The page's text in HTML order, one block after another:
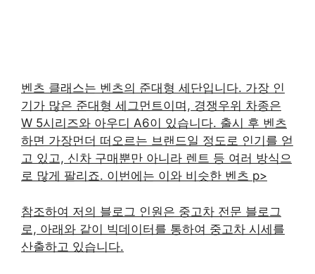
벤츠 클래스는 벤츠의 준대형 세단입니다. 가장 인
기가 많은 준대형 세그먼트이며, 경쟁우위 차종은
W 5시리즈와 아우디 A6이 있습니다. 출시 후 벤츠
하면 가장먼더 떠오르는 브랜드일 정도로 인기를 얻
고 있고, 신차 구매뿐만 아니라 렌트 등 여러 방식으
로 많게 팔리죠. 이번에는 이와 비슷한 벤츠 p>
참조하여 저의 블로그 인원은 중고차 전문 블로그
로, 아래와 같이 빅데이터를 통하여 중고차 시세를
산출하고 있습니다.